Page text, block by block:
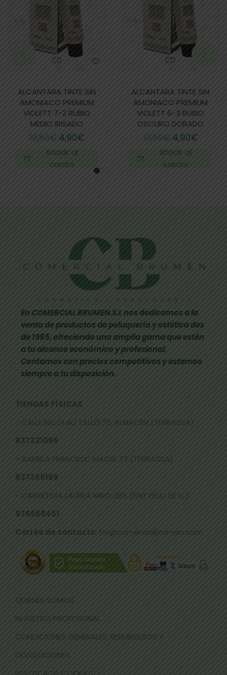
ALCANTARA TINTE SIN
AMONIACO PREMIUM
VIOLETT 7-2 RUBIO
MEDIO IRISADO
10,50€ 4,90€
Añadir al
carrito
ALCANTARA TINTE SIN
AMONIACO PREMIUM
VIOLETT 6-3 RUBIO
OSCURO DORADO
10,50€ 4,90€
Añadir al
carrito
En COMERCIAL BRUMEN.S.L nos dedicamos a la
venta de productos de peluquería y estética des
de 1985, ofreciendo una amplia gama que estén
a tu alcance económico y profesional.
Contamos con precios competitivos y estamos
siempre a tu disposición.
TIENDAS FÍSICAS
- CALLE NICOLAU TALLÓ 70, ALMACÉN (TERRASSA)
937331096
- RAMBLA FRANCESC MACIÀ 73 (TERRASSA)
937359169
- CARRETERA LAUREÀ MIRÓ 285 (SNT FELIU DE LL.)
936666451
Correo de contacto: fm@comercialbrumen.com
QUIÉNES SOMOS
REGISTRO PROFESIONAL
CONDICIONES GENERALES, REEMBOLSOS Y
DEVOLUCIONES